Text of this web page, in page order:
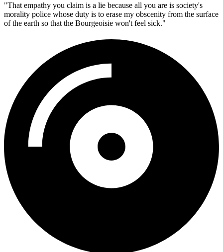
"That empathy you claim is a lie because all you are is society's
morality police whose duty is to erase my obscenity from the surface
of the earth so that the Bourgeoisie won't feel sick."